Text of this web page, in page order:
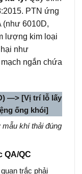
PTN ứng
(như 6010D,
lượng kim loại
như
ngắn chứa
—> [Vị trí lỗ lấy
ống khói]
khí thải đúng
QA/QC
trắc phải